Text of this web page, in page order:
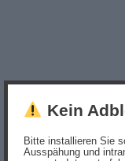
Kein
Bitte installieren Sie
Ausspähung und